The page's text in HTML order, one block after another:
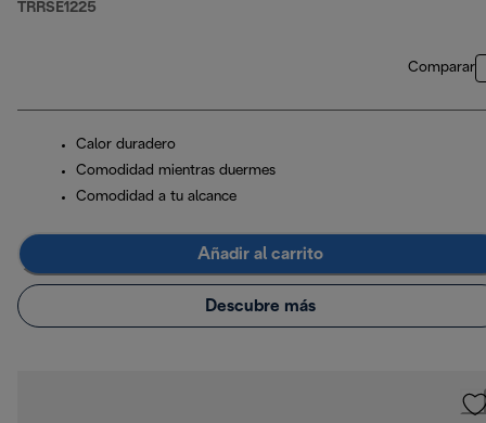
TRRSE1225
Comparar
Calor duradero
Comodidad mientras duermes
Comodidad a tu alcance
Añadir al carrito
Descubre más